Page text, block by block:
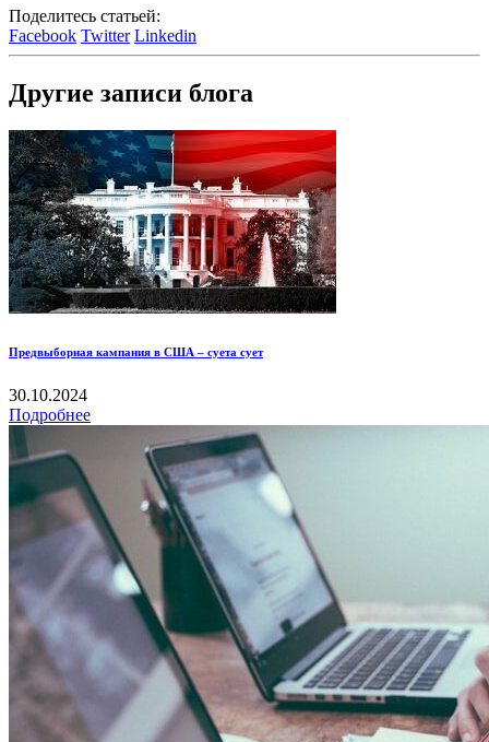
Поделитесь статьей:
Facebook Twitter Linkedin
Другие записи блога
Предвыборная кампания в США – суета сует
30.10.2024
Подробнее